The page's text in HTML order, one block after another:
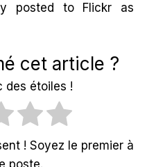
posted to Flickr as
cet article ?
des étoiles !
! Soyez le premier à